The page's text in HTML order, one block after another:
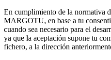
En cumplimiento de la normativa
MARGOTU, en base a tu
cuando sea necesario para el
ya que la aceptación supone tu
fichero, a la dirección